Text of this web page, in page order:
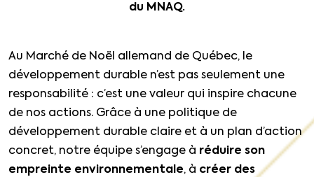
du MNAQ.
Au Marché de Noël allemand de Québec, le
développement durable n’est pas seulement une
responsabilité : c’est une valeur qui inspire chacune
de nos actions. Grâce à une politique de
développement durable claire et à un plan d’action
concret, notre équipe s’engage à réduire son
empreinte environnementale, à créer des